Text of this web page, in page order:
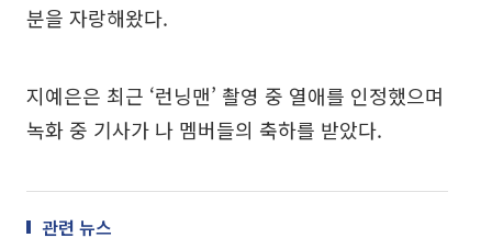
분을 자랑해왔다.
지예은은 최근 ‘런닝맨’ 촬영 중 열애를 인정했으며
녹화 중 기사가 나 멤버들의 축하를 받았다.
관련 뉴스